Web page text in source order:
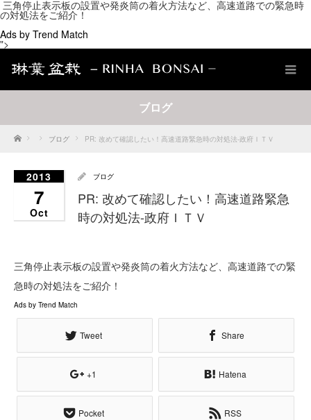
三角停止表示板の設置や発炎筒の着火方法など、高速道路での緊急時
の対処法をご紹介！
Ads by Trend Match
">
ブログ
Home ブログ PR: 改めて確認したい！高速道路緊急時の対処法-政府ＩＴＶ
2013
7
Oct
ブログ
PR: 改めて確認したい！高速道路緊急
時の対処法-政府ＩＴＶ
三角停止表示板の設置や発炎筒の着火方法など、高速道路での緊
急時の対処法をご紹介！
Ads by Trend Match
Tweet Share
+1 Hatena
Pocket RSS